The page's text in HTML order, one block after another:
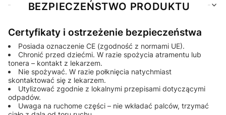
BEZPIECZEŃSTWO PRODUKTU
Certyfikaty i ostrzeżenie bezpieczeństwa
Posiada oznaczenie CE (zgodność z normami UE).
Chronić przed dziećmi. W razie spożycia atramentu lub
tonera – kontakt z lekarzem.
Nie spożywać. W razie połknięcia natychmiast
skontaktować się z lekarzem.
Utylizować zgodnie z lokalnymi przepisami dotyczącymi
odpadów.
Uwaga na ruchome części – nie wkładać palców, trzymać